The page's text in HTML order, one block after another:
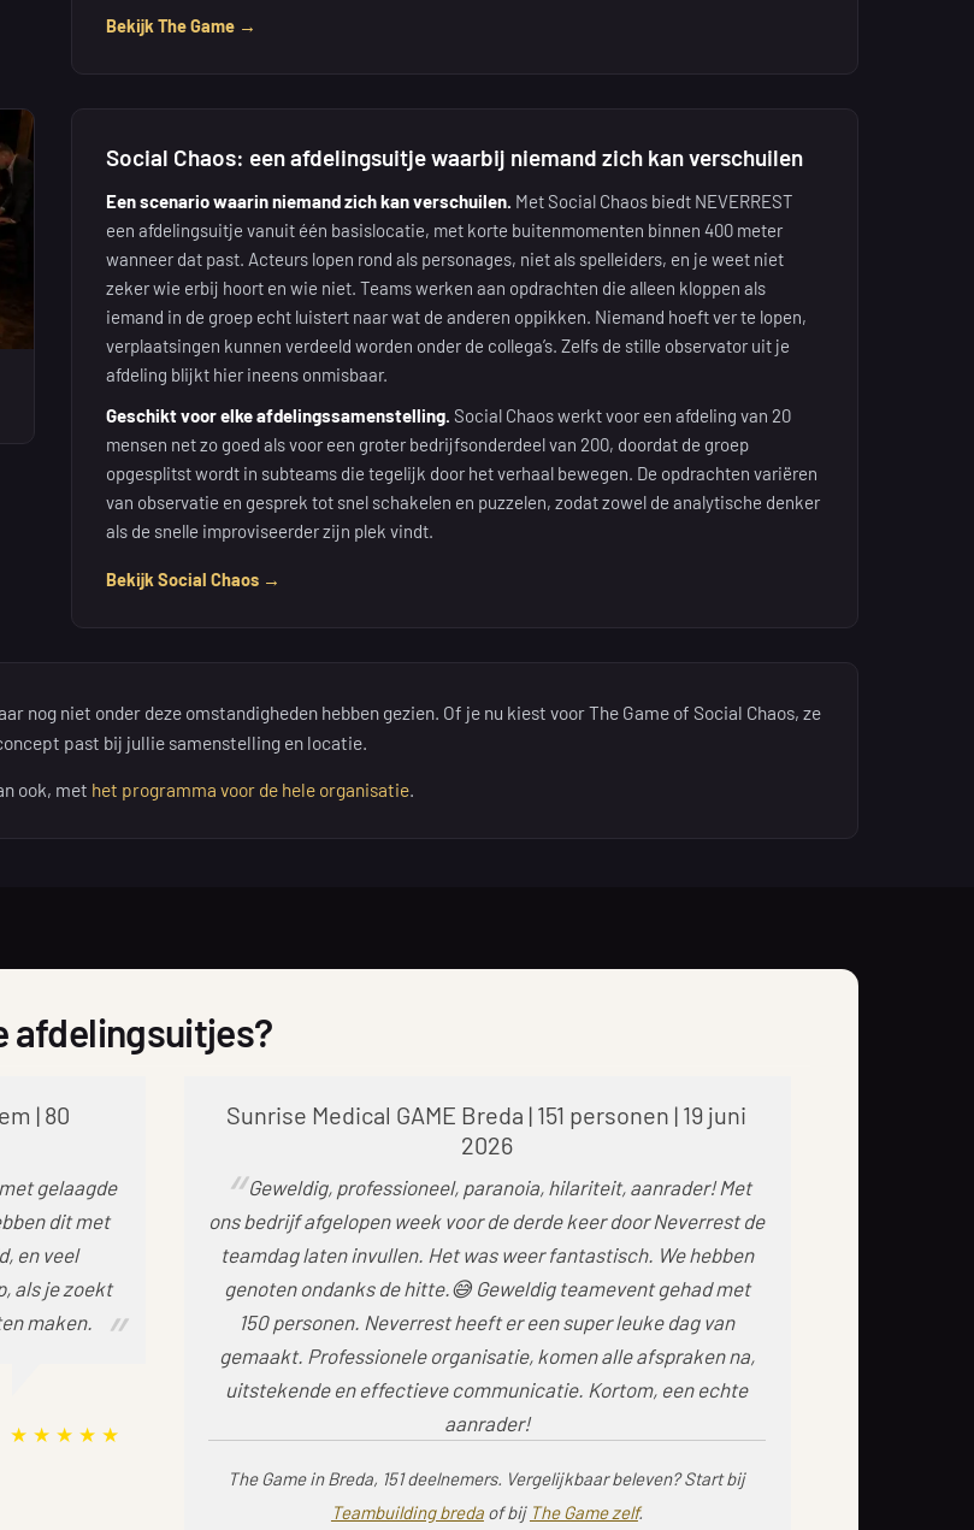
Bekijk The Game →
Social Chaos: een afdelingsuitje waarbij niemand zich kan verschuilen
Een scenario waarin niemand zich kan verschuilen. Met Social Chaos biedt NEVERREST
een afdelingsuitje vanuit één basislocatie, met korte buitenmomenten binnen 400 meter
wanneer dat past. Acteurs lopen rond als personages, niet als spelleiders, en je weet niet
zeker wie erbij hoort en wie niet. Teams werken aan opdrachten die alleen kloppen als
iemand in de groep echt luistert naar wat de anderen oppikken. Niemand hoeft ver te lopen,
verplaatsingen kunnen verdeeld worden onder de collega’s. Zelfs de stille observator uit je
afdeling blijkt hier ineens onmisbaar.
Geschikt voor elke afdelingssamenstelling. Social Chaos werkt voor een afdeling van 20
mensen net zo goed als voor een groter bedrijfsonderdeel van 200, doordat de groep
opgesplitst wordt in subteams die tegelijk door het verhaal bewegen. De opdrachten variëren
van observatie en gesprek tot snel schakelen en puzzelen, zodat zowel de analytische denker
als de snelle improviseerder zijn plek vindt.
Bekijk Social Chaos →
nog niet onder deze omstandigheden hebben gezien. Of je nu kiest voor The Game of Social Chaos, ze
past bij jullie samenstelling en locatie.
ook, met het programma voor de hele organisatie.
afdelingsuitjes?
| 80
gelaagde
dit met
en veel
als je zoekt
maken.
Sunrise Medical GAME Breda | 151 personen | 19 juni
2026
Geweldig, professioneel, paranoia, hilariteit, aanrader! Met
ons bedrijf afgelopen week voor de derde keer door Neverrest de
teamdag laten invullen. Het was weer fantastisch. We hebben
genoten ondanks de hitte.😅 Geweldig teamevent gehad met
150 personen. Neverrest heeft er een super leuke dag van
gemaakt. Professionele organisatie, komen alle afspraken na,
uitstekende en effectieve communicatie. Kortom, een echte
aanrader!
The Game in Breda, 151 deelnemers. Vergelijkbaar beleven? Start bij
Teambuilding bredaof bij The Game zelf.